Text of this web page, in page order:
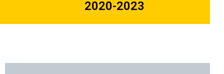
2020-2023